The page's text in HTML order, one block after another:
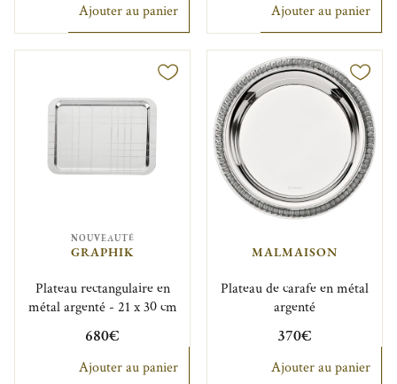
Ajouter au panier Ajouter au panier
NOUVEAUTÉ
GRAPHIK
Plateau rectangulaire en
métal argenté - 21 x 30 cm
680€
Ajouter au panier
MALMAISON
Plateau de carafe en métal
argenté
370€
Ajouter au panier